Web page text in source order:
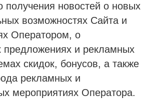
получения новостей о новых
возможностях Сайта и
Оператором, о
предложениях и рекламных
скидок, бонусов, а также
рекламных и
мероприятиях Оператора.